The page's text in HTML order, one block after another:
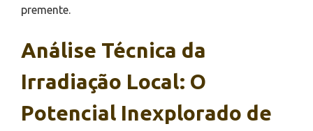
premente.
Análise Técnica da
Irradiação Local: O
Potencial Inexplorado de